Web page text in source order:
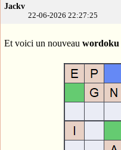
Jackv
22-06-2026 22:27:25
Et voici un nouveau wordoku